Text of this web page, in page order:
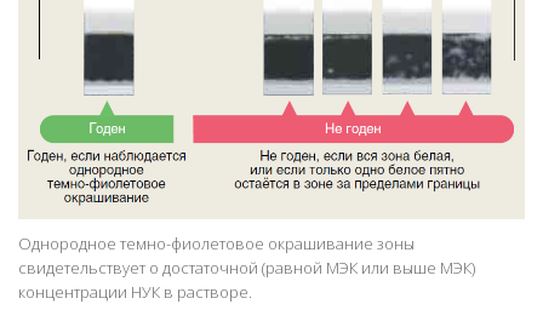
Однородное темно-фиолетовое окрашивание зоны
свидетельствует о достаточной (равной МЭК или выше МЭК)
концентрации НУК в растворе.